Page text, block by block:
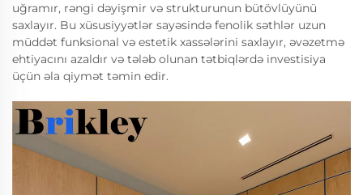
uğramır, rəngi dəyişmir və strukturunun bütövlüyünü
saxlayır. Bu xüsusiyyətlər sayəsində fenolik səthlər uzun
müddət funksional və estetik xassələrini saxlayır, əvəzetmə
ehtiyacını azaldır və tələb olunan tətbiqlərdə investisiya
üçün əla qiymət təmin edir.